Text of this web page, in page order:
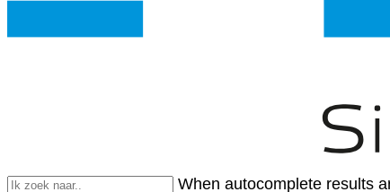
When autocomplete results